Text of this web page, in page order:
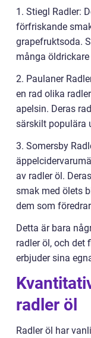
1. Stiegl Radler:
förfriskande
grapefruktsoda.
många
2. Paulaner
en rad olika
apelsin. Deras
särskilt populära
3. Somersby
av radler öl.
smak med ölets
dem som
Detta är bara
radler öl, och det
erbjuder sina
radler öl
Radler öl har